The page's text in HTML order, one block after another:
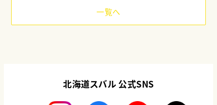
一覧へ
北海道スバル 公式SNS